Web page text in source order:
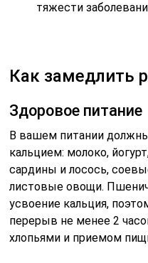
тяжести
Как замедлить
Здоровое питание
В вашем питании
кальцием: молоко,
сардины и лосось,
листовые овощи.
усвоение кальция,
перерыв не менее 2
хлопьями и приемом